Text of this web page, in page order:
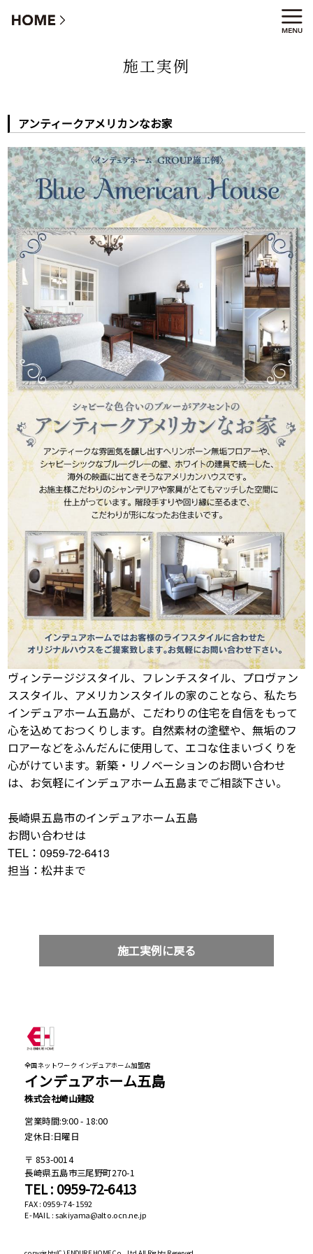
アンティークアメリカンなお家
施工実例
アンティークアメリカンなお家
ヴィンテージジスタイル、フレンチスタイル、プロヴァン
ススタイル、アメリカンスタイルの家のことなら、私たち
インデュアホーム五島が、こだわりの住宅を自信をもって
心を込めておつくりします。自然素材の塗壁や、無垢のフ
ロアーなどをふんだんに使用して、エコな住まいづくりを
心がけています。新築・リノベーションのお問い合わせ
は、お気軽にインデュアホーム五島までご相談下さい。
長崎県五島市のインデュアホーム五島
お問い合わせは
TEL：0959-72-6413
担当：松井まで
施工実例に戻る
全国ネットワーク インデュアホーム加盟店
インデュアホーム五島
株式会社崎山建設
営業時間:9:00 - 18:00
定休日:日曜日
853-0014
長崎県五島市三尾野町270-1
TEL : 0959-72-6413
FAX : 0959-74-1592
E-MAIL : sakiyama@alto.ocn.ne.jp